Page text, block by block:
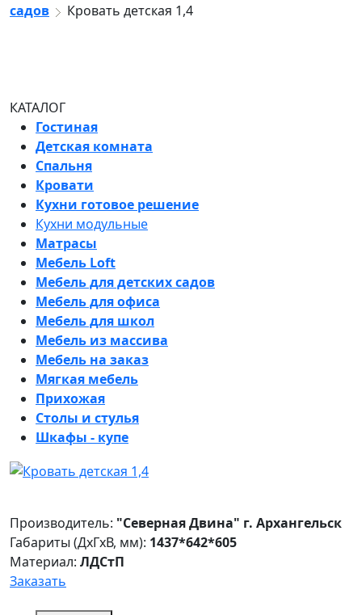
садов
Кровать детская 1,4
КАТАЛОГ
Гостиная
Детская комната
Спальня
Кровати
Кухни готовое решение
Кухни модульные
Матрасы
Мебель Loft
Мебель для детских садов
Мебель для офиса
Мебель для школ
Мебель из массива
Мебель на заказ
Мягкая мебель
Прихожая
Столы и стулья
Шкафы - купе
Производитель: "Северная Двина" г. Архангельск
Габариты (ДxГxВ, мм): 1437*642*605
Материал: ЛДСтП
Заказать